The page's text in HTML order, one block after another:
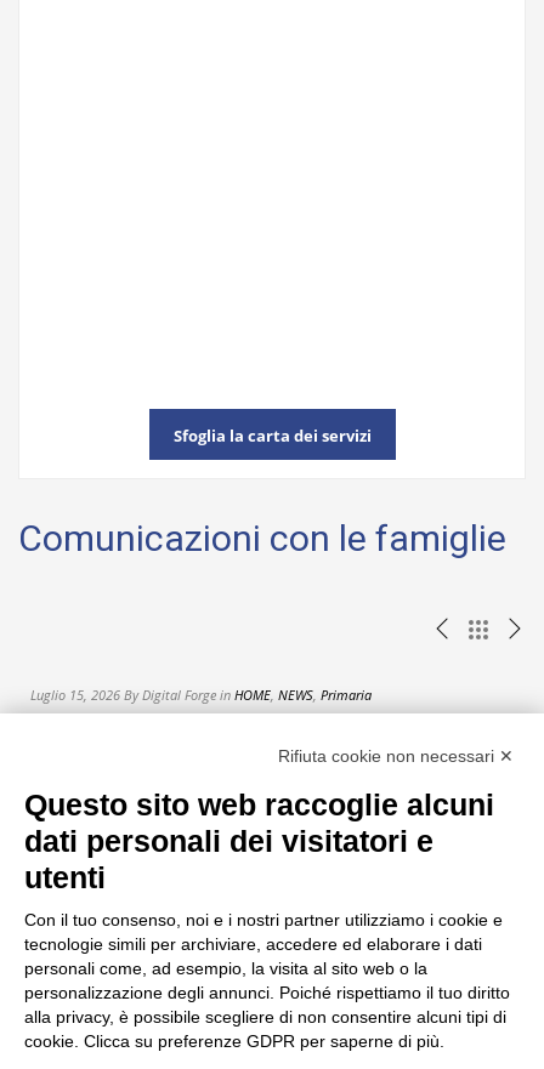
Sfoglia la carta dei servizi
Comunicazioni con le famiglie
Luglio 15, 2026 By Digital Forge in HOME, NEWS, Primaria
Stradone Antonio Provolo, 43 37123 Verona (VR)
P.IVA/C.F._00348120239
tel. 045 8000015 fax 045 8035601
istituto@gresner.it istituto@pec.gresner.it
Rifiuta cookie non necessari ✕
Questo sito web raccoglie alcuni
dati personali dei visitatori e
utenti
Con il tuo consenso, noi e i nostri partner utilizziamo i cookie e
tecnologie simili per archiviare, accedere ed elaborare i dati
personali come, ad esempio, la visita al sito web o la
personalizzazione degli annunci. Poiché rispettiamo il tuo diritto
alla privacy, è possibile scegliere di non consentire alcuni tipi di
cookie. Clicca su preferenze GDPR per saperne di più.